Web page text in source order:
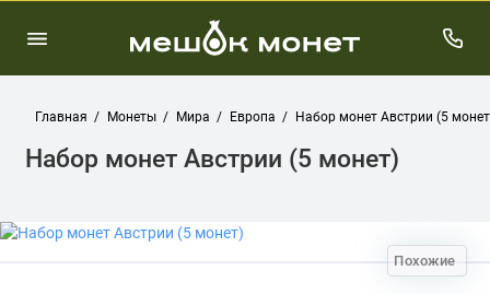
Главная Монеты Мира Европа Набор монет Австрии (5
Набор монет Австрии (5 монет)
Похожие
Набор монет Австрии (5 монет)